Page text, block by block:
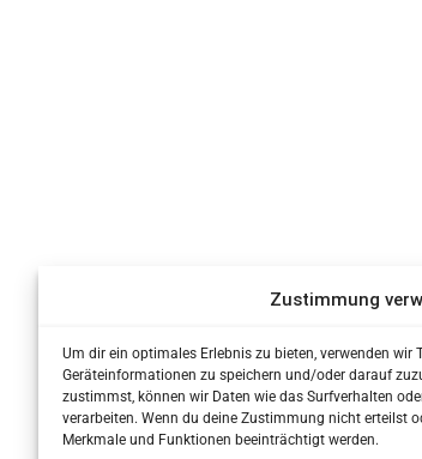
Zustimmung
Um dir ein optimales Erlebnis zu bieten, verwenden wir
Geräteinformationen zu speichern und/oder darauf
zustimmst, können wir Daten wie das Surfverhalten
verarbeiten. Wenn du deine Zustimmung nicht erteilst
Merkmale und Funktionen beeinträchtigt werden.
Datenschutz